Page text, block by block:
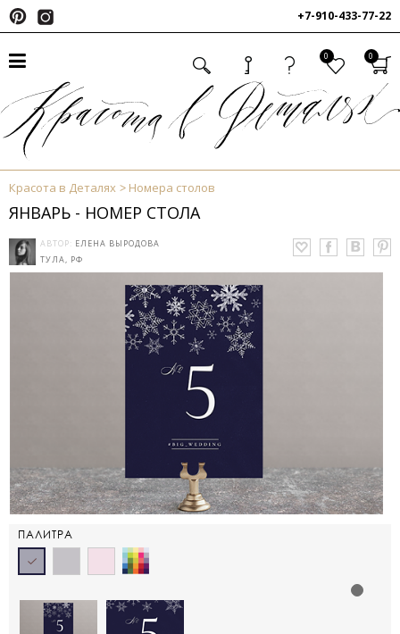
+7-910-433-77-22
0 0
Красота в Деталях Номера столов
ЯНВАРЬ - НОМЕР СТОЛА
АВТОР: ЕЛЕНА ВЫРОДОВА
ТУЛА, РФ
ПАЛИТРА